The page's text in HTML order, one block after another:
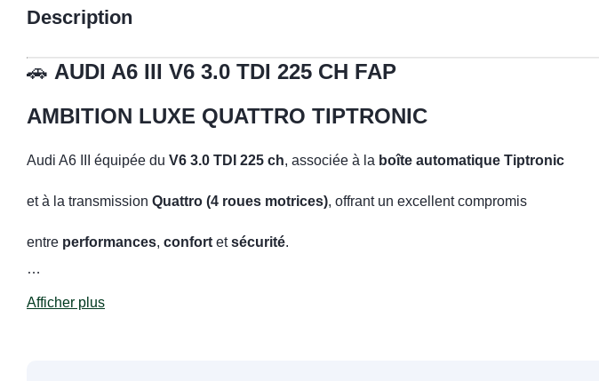
Description
🚗 AUDI A6 III V6 3.0 TDI 225 CH FAP
AMBITION LUXE QUATTRO TIPTRONIC
Audi A6 III équipée du V6 3.0 TDI 225 ch, associée à la boîte automatique Tiptronic
et à la transmission Quattro (4 roues motrices), offrant un excellent compromis
entre performances, confort etsécurité.
…
Afficher plus